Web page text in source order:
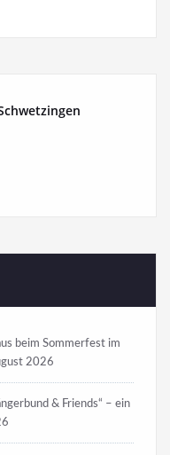
beim Sommerfest im
2026
& Friends“ – ein